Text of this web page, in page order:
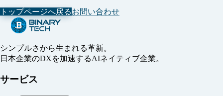
トップページへ戻るお問い合わせ
シンプルさから生まれる革新。
日本企業のDXを加速するAIネイティブ企業。
サービス